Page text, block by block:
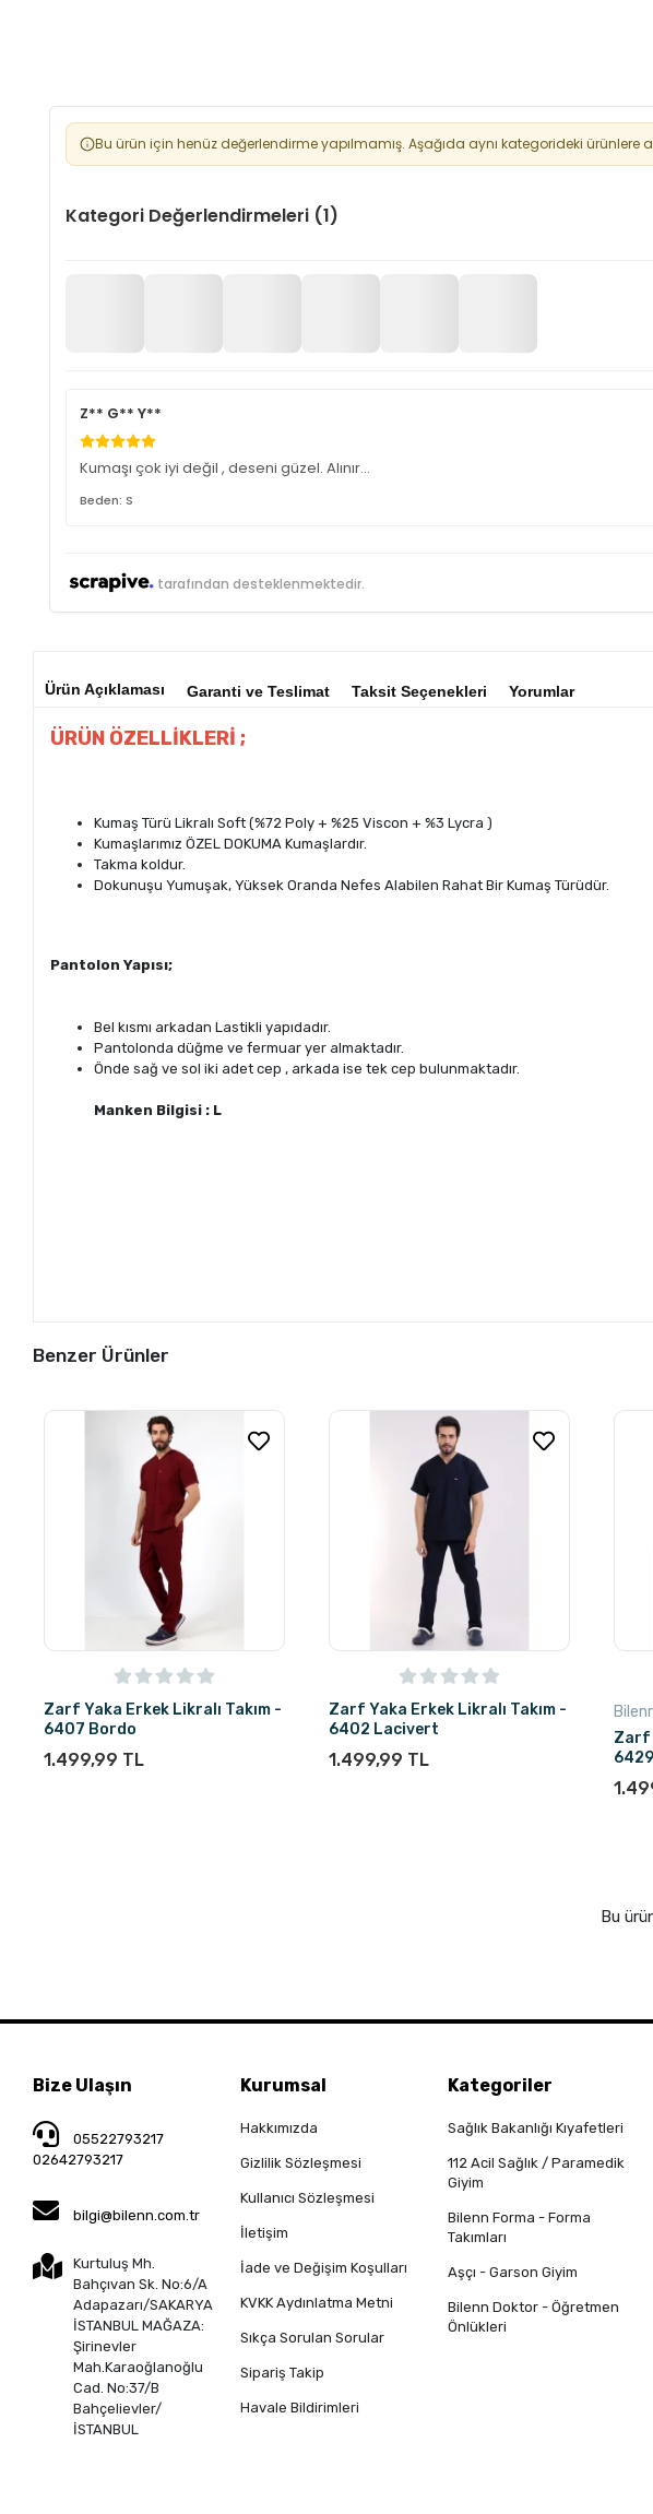
Bu ürün için henüz değerlendirme yapılmamış. Aşağıda aynı kategorideki ürünlere
Kategori Değerlendirmeleri (1)
Z** G** Y**
Kumaşı çok iyi değil , deseni güzel. Alınır…
Beden: S
tarafından desteklenmektedir.
Ürün Açıklaması Garanti ve Teslimat Taksit Seçenekleri Yorumlar
ÜRÜN ÖZELLİKLERİ ;
Kumaş Türü Likralı Soft (%72 Poly + %25 Viscon + %3 Lycra )
Kumaşlarımız ÖZEL DOKUMA Kumaşlardır.
Takma koldur.
Dokunuşu Yumuşak, Yüksek Oranda Nefes Alabilen Rahat Bir Kumaş Türüdür.
Pantolon Yapısı;
Bel kısmı arkadan Lastikli yapıdadır.
Pantolonda düğme ve fermuar yer almaktadır.
Önde sağ ve sol iki adet cep , arkada ise tek cep bulunmaktadır.
Manken Bilgisi : L
Benzer Ürünler
Zarf Yaka Erkek Likralı Takım -
6407 Bordo
1.499,99 TL
Zarf Yaka Erkek Likralı Takım -
6402 Lacivert
1.499,99 TL
Zarf
6429
Bu
Bize Ulaşın
05522793217
02642793217
bilgi@bilenn.com.tr
Kurtuluş Mh.
Bahçıvan Sk. No:6/A
Adapazarı/SAKARYA
İSTANBUL MAĞAZA:
Şirinevler
Mah.Karaoğlanoğlu
Cad. No:37/B
Bahçelievler/
İSTANBUL
Kurumsal
Hakkımızda
Gizlilik Sözleşmesi
Kullanıcı Sözleşmesi
İletişim
İade ve Değişim Koşulları
KVKK Aydınlatma Metni
Sıkça Sorulan Sorular
Sipariş Takip
Havale Bildirimleri
Kategoriler
Sağlık Bakanlığı Kıyafetleri
112 Acil Sağlık / Paramedik
Giyim
Bilenn Forma - Forma
Takımları
Aşçı - Garson Giyim
Bilenn Doktor - Öğretmen
Önlükleri